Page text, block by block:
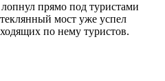
прямо под туристами
мост уже успел
по нему туристов.